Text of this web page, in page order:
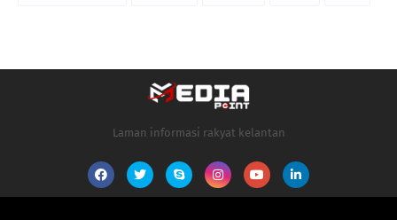
Laman informasi rakyat kelantan